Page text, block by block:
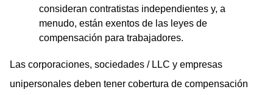
consideran contratistas independientes y, a
menudo, están exentos de las leyes de
compensación para trabajadores.
Las corporaciones, sociedades / LLC y empresas
unipersonales deben tener cobertura de compensación